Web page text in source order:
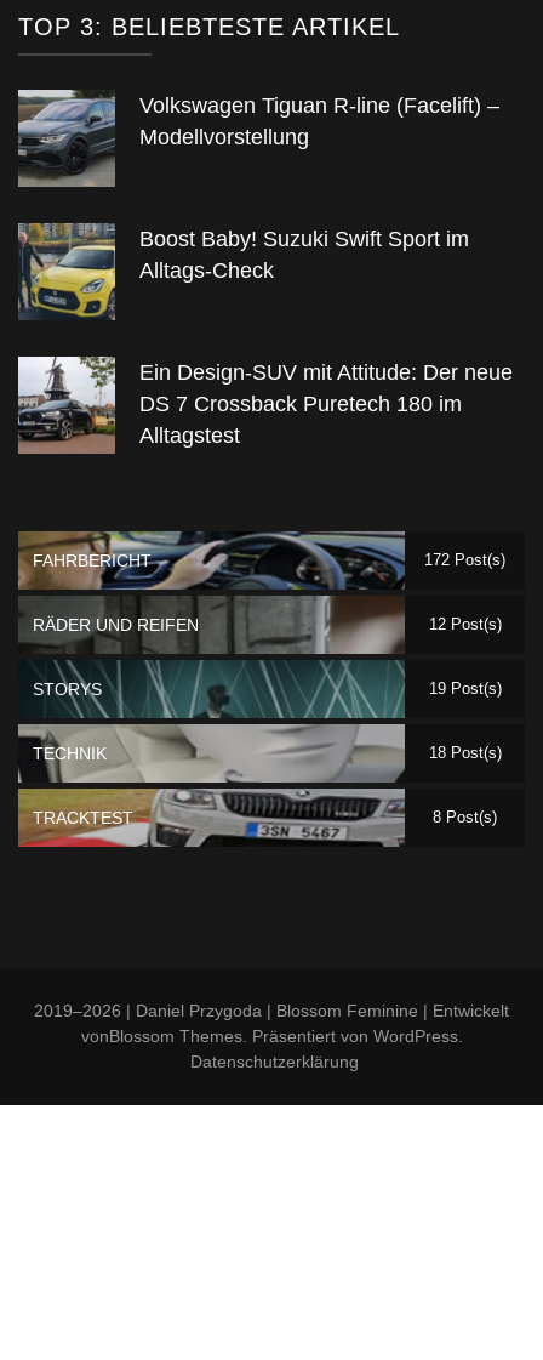
TOP 3: BELIEBTESTE ARTIKEL
Volkswagen Tiguan R-line (Facelift) –
Modellvorstellung
Boost Baby! Suzuki Swift Sport im
Alltags-Check
Ein Design-SUV mit Attitude: Der neue
DS 7 Crossback Puretech 180 im
Alltagstest
FAHRBERICHT 172 Post(s)
RÄDER UND REIFEN 12 Post(s)
STORYS 19 Post(s)
TECHNIK 18 Post(s)
TRACKTEST 8 Post(s)
2019–2026 | Daniel Przygoda | Blossom Feminine | Entwickelt
vonBlossom Themes. Präsentiert von WordPress.
Datenschutzerklärung